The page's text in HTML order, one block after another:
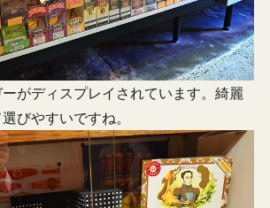
がディスプレイされています。綺麗
びやすいですね。